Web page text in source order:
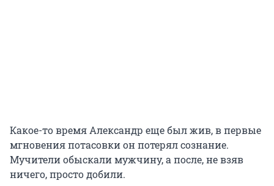
Какое-то время Александр еще был жив, в первые
мгновения потасовки он потерял сознание.
Мучители обыскали мужчину, а после, не взяв
ничего, просто добили.